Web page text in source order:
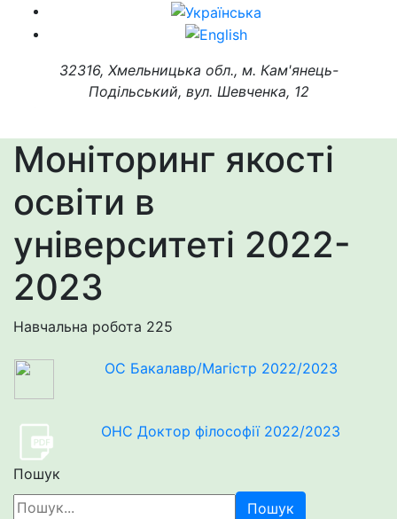
32316, Хмельницька обл., м. Кам'янець-
Подільський, вул. Шевченка, 12
Моніторинг якості
освіти в
університеті 2022-
2023
Навчальна робота 225
ОС Бакалавр/Магістр 2022/2023
ОНС Доктор філософії 2022/2023
Пошук
Пошук